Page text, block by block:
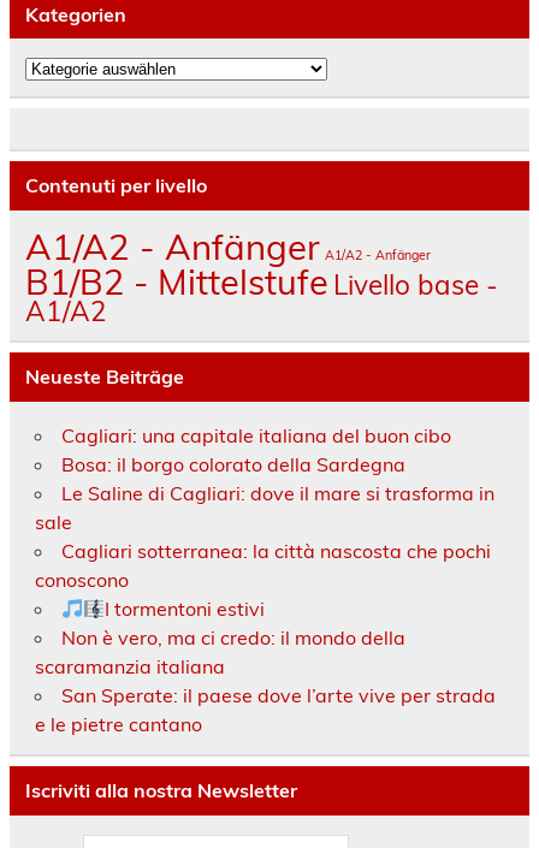
Kategorien
Kategorien
Contenuti per livello
A1/A2 - Anfänger A1/A2 - Anfänger
B1/B2 - Mittelstufe Livello base -
A1/A2
Neueste Beiträge
Cagliari: una capitale italiana del buon cibo
Bosa: il borgo colorato della Sardegna
Le Saline di Cagliari: dove il mare si trasforma in
sale
Cagliari sotterranea: la città nascosta che pochi
conoscono
I tormentoni estivi
Non è vero, ma ci credo: il mondo della
scaramanzia italiana
San Sperate: il paese dove l’arte vive per strada
e le pietre cantano
Iscriviti alla nostra Newsletter